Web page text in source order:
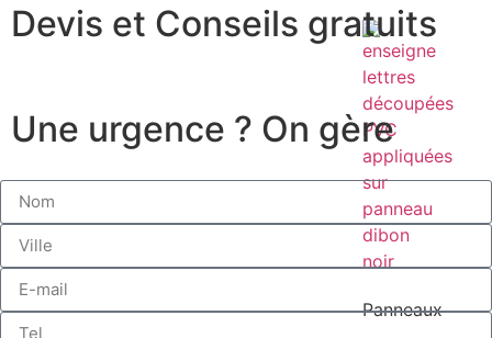
Panneaux
Devis et Conseils gratuits
Une urgence ? On gère